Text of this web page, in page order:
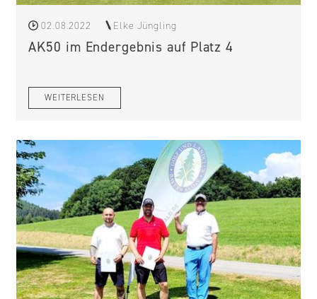
02.08.2022 Elke Jüngling
AK50 im Endergebnis auf Platz 4
WEITERLESEN